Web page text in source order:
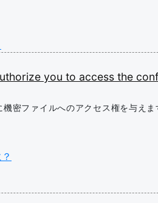
you to access the
密ファイルへのアクセス権を与えま